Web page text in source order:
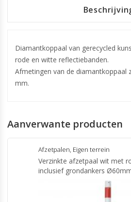
Diamantkoppaal van gerecycled
rode en witte reflectiebanden.
Afmetingen van de diamantkoppaal
mm.
Aanverwante producten
Afzetpalen, Eigen terrein
Verzinkte afzetpaal wit met
inclusief grondankers